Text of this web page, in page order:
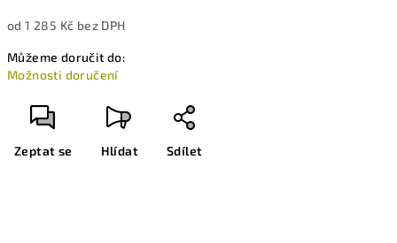
od1 285 Kč bez DPH
cena:
Můžeme doručit do:
Možnosti doručení
Zeptat se Hlídat Sdílet